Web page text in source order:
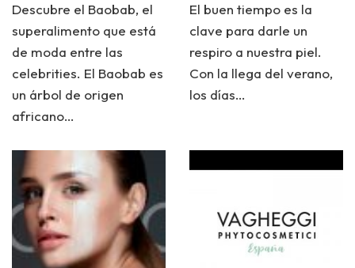
Descubre el Baobab, el
superalimento que está
de moda entre las
celebrities. El Baobab es
un árbol de origen
africano…
El buen tiempo es la
clave para darle un
respiro a nuestra piel.
Con la llega del verano,
los días…